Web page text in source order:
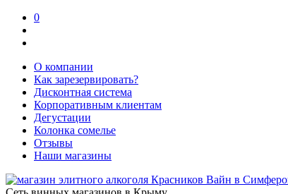
0
О компании
Как зарезервировать?
Дисконтная система
Корпоративным клиентам
Дегустации
Колонка сомелье
Отзывы
Наши магазины